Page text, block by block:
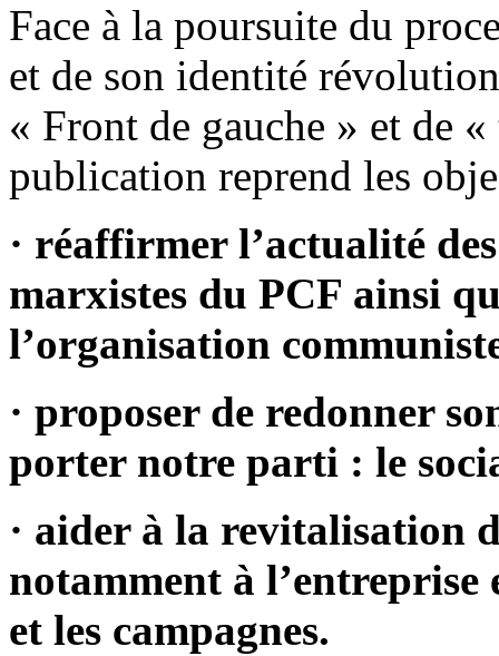
Face à la poursuite du
et de son identité
« Front de gauche » et de
publication reprend les
· réaffirmer l’actualité
marxistes du PCF ainsi
l’organisation
· proposer de redonner
porter notre parti : le
· aider à la revitalisation
notamment à
et les campagnes.